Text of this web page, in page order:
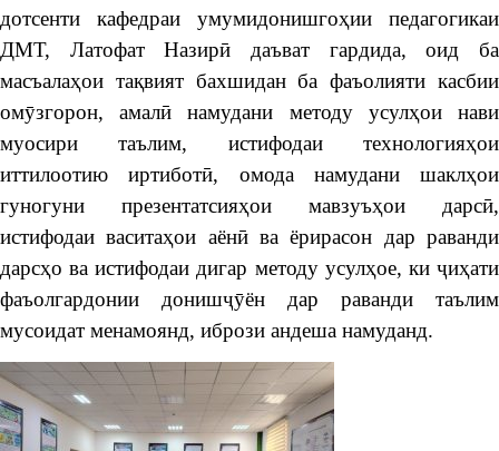
дотсенти кафедраи умумидонишгоҳии педагогикаи
ДМТ, Латофат Назирӣ даъват гардида, оид ба
масъалаҳои тақвият бахшидан ба фаъолияти касбии
омӯзгорон, амалӣ намудани методу усулҳои нави
муосири таълим, истифодаи технологияҳои
иттилоотию иртиботӣ, омода намудани шаклҳои
гуногуни презентатсияҳои мавзуъҳои дарсӣ,
истифодаи васитаҳои аёнӣ ва ёрирасон дар раванди
дарсҳо ва истифодаи дигар методу усулҳое, ки ҷиҳати
фаъолгардонии донишҷӯён дар раванди таълим
мусоидат менамоянд, ибрози андеша намуданд.